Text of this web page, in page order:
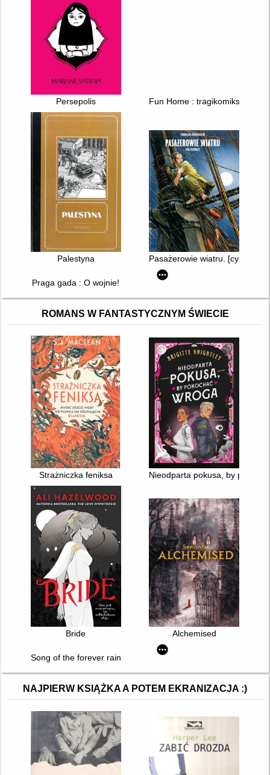
Persepolis Fun Home : tragikomiks
Palestyna Pasażerowie wiatru. [cykl 1]
Praga gada : O wojnie!
ROMANS W FANTASTYCZNYM ŚWIECIE
Strażniczka feniksa Nieodparta pokusa, by
Bride Alchemised
Song of the forever rains
NAJPIERW KSIĄŻKA A POTEM EKRANIZACJA :)